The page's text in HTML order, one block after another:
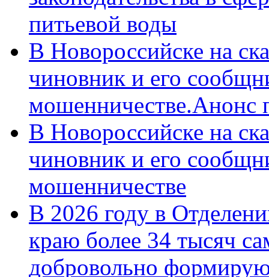
питьевой воды
В Новороссийске на
чиновник и его
мошенничестве.Анонс
В Новороссийске на
чиновник и его
мошенничестве
В 2026 году в
краю более 34 тысяч
добровольно